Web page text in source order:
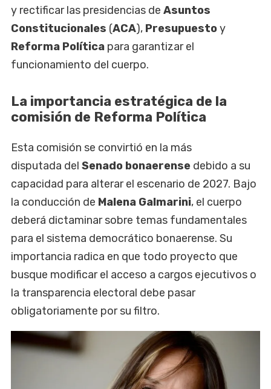
y rectificar las presidencias de Asuntos
Constitucionales (ACA), Presupuestoy
Reforma Política para garantizar el
funcionamiento del cuerpo.
La importancia estratégica de la
comisión de Reforma Política
Esta comisión se convirtió en la más
disputada del Senado bonaerense debido a su
capacidad para alterar el escenario de 2027. Bajo
la conducción de Malena Galmarini, el cuerpo
deberá dictaminar sobre temas fundamentales
para el sistema democrático bonaerense. Su
importancia radica en que todo proyecto que
busque modificar el acceso a cargos ejecutivos o
la transparencia electoral debe pasar
obligatoriamente por su filtro.